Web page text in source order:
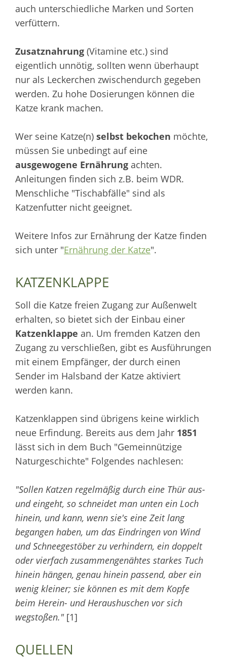
auch unterschiedliche Marken und Sorten
verfüttern.
Zusatznahrung (Vitamine etc.) sind
eigentlich unnötig, sollten wenn überhaupt
nur als Leckerchen zwischendurch gegeben
werden. Zu hohe Dosierungen können die
Katze krank machen.
Wer seine Katze(n) selbst bekochen möchte,
müssen Sie unbedingt auf eine
ausgewogene Ernährung achten.
Anleitungen finden sich z.B. beim WDR.
Menschliche "Tischabfälle" sind als
Katzenfutter nicht geeignet.
Weitere Infos zur Ernährung der Katze finden
sich unter "Ernährung der Katze".
KATZENKLAPPE
Soll die Katze freien Zugang zur Außenwelt
erhalten, so bietet sich der Einbau einer
Katzenklappe an. Um fremden Katzen den
Zugang zu verschließen, gibt es Ausführungen
mit einem Empfänger, der durch einen
Sender im Halsband der Katze aktiviert
werden kann.
Katzenklappen sind übrigens keine wirklich
neue Erfindung. Bereits aus dem Jahr 1851
lässt sich in dem Buch "Gemeinnützige
Naturgeschichte" Folgendes nachlesen:
"Sollen Katzen regelmäßig durch eine Thür aus-
und eingeht, so schneidet man unten ein Loch
hinein, und kann, wenn sie's eine Zeit lang
begangen haben, um das Eindringen von Wind
und Schneegestöber zu verhindern, ein doppelt
oder vierfach zusammengenähtes starkes Tuch
hinein hängen, genau hinein passend, aber ein
wenig kleiner; sie können es mit dem Kopfe
beim Herein- und Heraushuschen vor sich
wegstoßen."[1]
QUELLEN